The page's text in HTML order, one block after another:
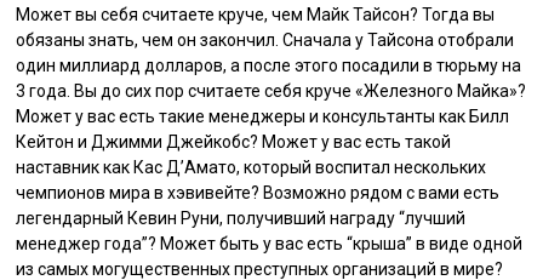
Может вы себя считаете круче, чем Майк Тайсон? Тогда вы
обязаны знать, чем он закончил. Сначала у Тайсона отобрали
один миллиард долларов, а после этого посадили в тюрьму на
3 года. Вы до сих пор считаете себя круче «Железного Майка»?
Может у вас есть такие менеджеры и консультанты как Билл
Кейтон и Джимми Джейкобс? Может у вас есть такой
наставник как Кас Д’Амато, который воспитал нескольких
чемпионов мира в хэвивейте? Возможно рядом с вами есть
легендарный Кевин Руни, получивший награду “лучший
менеджер года”? Может быть у вас есть “крыша” в виде одной
из самых могущественных преступных организаций в мире?